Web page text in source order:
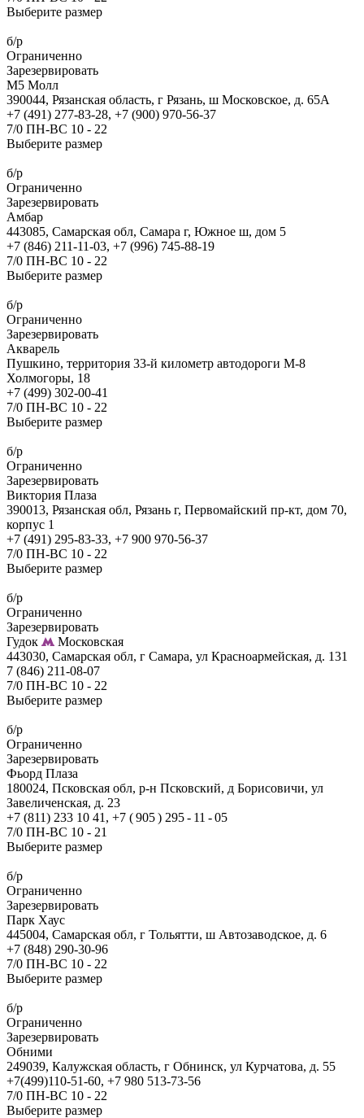
Выберите размер
б/р
Ограниченно
Зарезервировать
М5 Молл
390044, Рязанская область, г Рязань, ш Московское, д. 65А
+7 (491) 277-83-28, +7 (900) 970-56-37
7/0 ПН-ВС 10 - 22
Выберите размер
б/р
Ограниченно
Зарезервировать
Амбар
443085, Самарская обл, Самара г, Южное ш, дом 5
+7 (846) 211-11-03, +7 (996) 745-88-19
7/0 ПН-ВС 10 - 22
Выберите размер
б/р
Ограниченно
Зарезервировать
Акварель
Пушкино, территория 33-й километр автодороги М-8
Холмогоры, 18
+7 (499) 302-00-41
7/0 ПН-ВС 10 - 22
Выберите размер
б/р
Ограниченно
Зарезервировать
Виктория Плаза
390013, Рязанская обл, Рязань г, Первомайский пр-кт, дом 70,
корпус 1
+7 (491) 295-83-33, +7 900 970-56-37
7/0 ПН-ВС 10 - 22
Выберите размер
б/р
Ограниченно
Зарезервировать
Гудок
Московская
443030, Самарская обл, г Самара, ул Красноармейская, д. 131
7 (846) 211-08-07
7/0 ПН-ВС 10 - 22
Выберите размер
б/р
Ограниченно
Зарезервировать
Фьорд Плаза
180024, Псковская обл, р-н Псковский, д Борисовичи, ул
Завеличенская, д. 23
+7 (811) 233 10 41, +7 ( 905 ) 295 - 11 - 05
7/0 ПН-ВС 10 - 21
Выберите размер
б/р
Ограниченно
Зарезервировать
Парк Хаус
445004, Самарская обл, г Тольятти, ш Автозаводское, д. 6
+7 (848) 290-30-96
7/0 ПН-ВС 10 - 22
Выберите размер
б/р
Ограниченно
Зарезервировать
Обними
249039, Калужская область, г Обнинск, ул Курчатова, д. 55
+7(499)110-51-60, +7 980 513-73-56
7/0 ПН-ВС 10 - 22
Выберите размер